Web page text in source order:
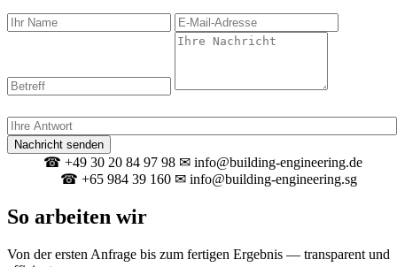
Nachricht senden
☎ +49 30 20 84 97 98 ✉ info@building-engineering.de
☎ +65 984 39 160 ✉ info@building-engineering.sg
So arbeiten wir
Von der ersten Anfrage bis zum fertigen Ergebnis — transparent und